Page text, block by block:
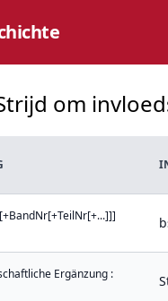
om
Ergänzung :